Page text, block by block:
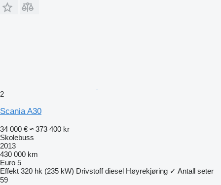
2
Scania A30
34 000 € ≈ 373 400 kr
Skolebuss
2013
430 000 km
Euro 5
Effekt 320 hk (235 kW) Drivstoff diesel Høyrekjøring ✓ Antall seter
59